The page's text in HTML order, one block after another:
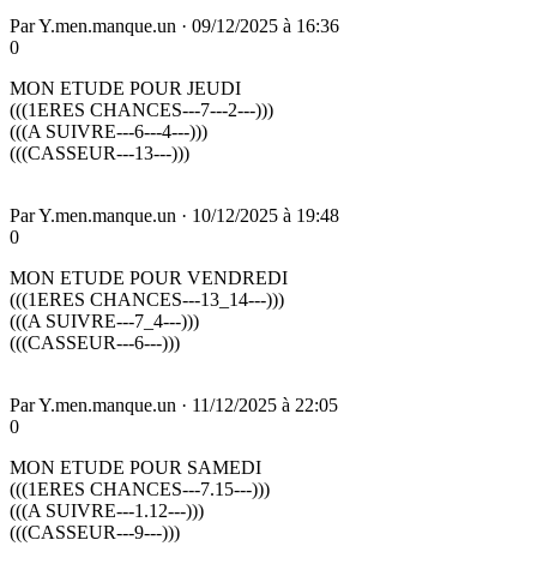
ParY.men.manque.un · 09/12/2025 à 16:36
0
MON ETUDE POUR JEUDI
(((1ERES CHANCES---7---2---)))
(((A SUIVRE---6---4---)))
(((CASSEUR---13---)))
ParY.men.manque.un · 10/12/2025 à 19:48
0
MON ETUDE POUR VENDREDI
(((1ERES CHANCES---13_14---)))
(((A SUIVRE---7_4---)))
(((CASSEUR---6---)))
ParY.men.manque.un · 11/12/2025 à 22:05
0
MON ETUDE POUR SAMEDI
(((1ERES CHANCES---7.15---)))
(((A SUIVRE---1.12---)))
(((CASSEUR---9---)))